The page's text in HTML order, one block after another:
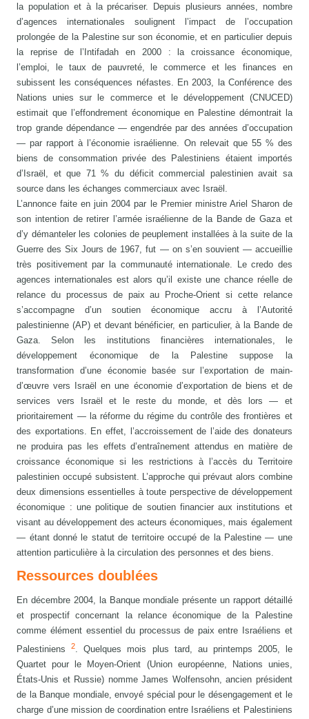
la population et à la précariser. Depuis plusieurs années, nombre
d’agences internationales soulignent l’impact de l’occupation
prolongée de la Palestine sur son économie, et en particulier depuis
la reprise de l’Intifadah en 2000 : la croissance économique,
l’emploi, le taux de pauvreté, le commerce et les finances en
subissent les conséquences néfastes. En 2003, la Conférence des
Nations unies sur le commerce et le développement (CNUCED)
estimait que l’effondrement économique en Palestine démontrait la
trop grande dépendance — engendrée par des années d’occupation
— par rapport à l’économie israélienne. On relevait que 55 % des
biens de consommation privée des Palestiniens étaient importés
d’Israël, et que 71 % du déficit commercial palestinien avait sa
source dans les échanges commerciaux avec Israël.
L’annonce faite en juin 2004 par le Premier ministre Ariel Sharon de
son intention de retirer l’armée israélienne de la Bande de Gaza et
d’y démanteler les colonies de peuplement installées à la suite de la
Guerre des Six Jours de 1967, fut — on s’en souvient — accueillie
très positivement par la communauté internationale. Le credo des
agences internationales est alors qu’il existe une chance réelle de
relance du processus de paix au Proche-Orient si cette relance
s’accompagne d’un soutien économique accru à l’Autorité
palestinienne (AP) et devant bénéficier, en particulier, à la Bande de
Gaza. Selon les institutions financières internationales, le
développement économique de la Palestine suppose la
transformation d’une économie basée sur l’exportation de main-
d’œuvre vers Israël en une économie d’exportation de biens et de
services vers Israël et le reste du monde, et dès lors — et
prioritairement — la réforme du régime du contrôle des frontières et
des exportations. En effet, l’accroissement de l’aide des donateurs
ne produira pas les effets d’entraînement attendus en matière de
croissance économique si les restrictions à l’accès du Territoire
palestinien occupé subsistent. L’approche qui prévaut alors combine
deux dimensions essentielles à toute perspective de développement
économique : une politique de soutien financier aux institutions et
visant au développement des acteurs économiques, mais également
— étant donné le statut de territoire occupé de la Palestine — une
attention particulière à la circulation des personnes et des biens.
Ressources doublées
En décembre 2004, la Banque mondiale présente un rapport détaillé
et prospectif concernant la relance économique de la Palestine
comme élément essentiel du processus de paix entre Israéliens et
Palestiniens2. Quelques mois plus tard, au printemps 2005, le
Quartet pour le Moyen-Orient (Union européenne, Nations unies,
États-Unis et Russie) nomme James Wolfensohn, ancien président
de la Banque mondiale, envoyé spécial pour le désengagement et le
charge d’une mission de coordination entre Israéliens et Palestiniens